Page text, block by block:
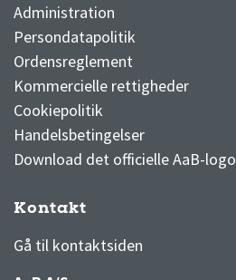
Administration
Persondatapolitik
Ordensreglement
Kommercielle rettigheder
Cookiepolitik
Handelsbetingelser
Download det officielle AaB-logo
Kontakt
Gå til kontaktsiden